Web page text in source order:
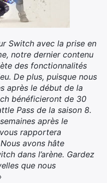
Switch avec la prise en
notre dernier contenu
des fonctionnalités
De plus, puisque nous
après le début de la
bénéficieront de 30
Pass de la saison 8.
après le
rapportera
avons hâte
dans l’arène. Gardez
que nous
×